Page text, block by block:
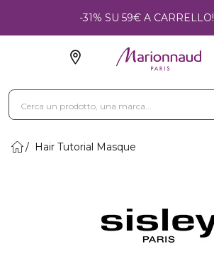
-31% SU 59€ A CARRELLO!
Hair Tutorial Masque